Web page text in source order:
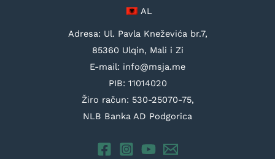
AL
Adresa: Ul. Pavla Kneževića br.7,
85360 Ulqin, Mali i Zi
E-mail: info@msja.me
PIB: 11014020
Žiro račun: 530-25070-75,
NLB Banka AD Podgorica